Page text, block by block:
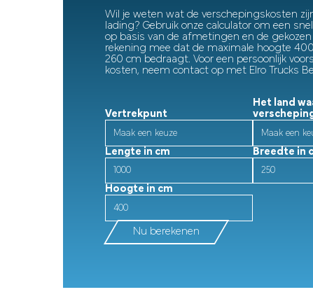
Wil je weten wat de verschepingskosten
lading? Gebruik onze calculator om een
op basis van de afmetingen en de
rekening mee dat de maximale hoogte
260 cm bedraagt. Voor een persoonlijk
kosten, neem contact op met Elro Trucks
Vertrekpunt
Het land
Lengte in cm Breedte in
Hoogte in cm
Nu berekenen